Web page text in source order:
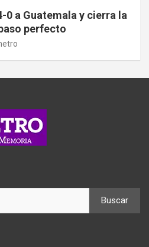
0 a Guatemala y cierra la
perfecto
Buscar